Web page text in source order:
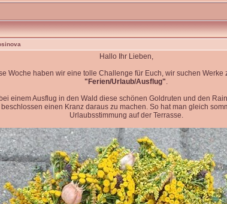
Hallo Ihr Lieben,
Woche haben wir eine tolle Challenge für Euch, wir suchen Werke
"Ferien/Urlaub/Ausflug".
einem Ausflug in den Wald diese schönen Goldruten und den
einen Kranz daraus zu machen. So hat man gleich
Urlaubsstimmung auf der Terrasse.